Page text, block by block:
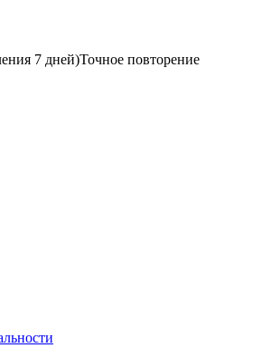
7 дней)Точное повторение